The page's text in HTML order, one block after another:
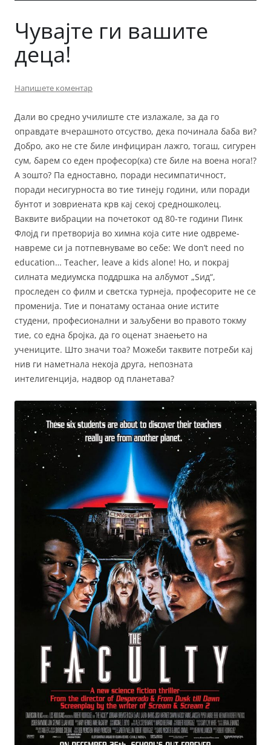
Чувајте ги вашите
деца!
Напишете коментар
Дали во средно училиште сте излажале, за да го
оправдате вчерашното отсуство, дека починала баба ви?
Добро, ако не сте биле инфициран лажго, тогаш, сигурен
сум, барем со еден професор(ка) сте биле на воена нога!?
А зошто? Па едноставно, поради несимпатичност,
поради несигурноста во тие тинејџ години, или поради
бунтот и зовриената крв кај секој средношколец.
Ваквите вибрации на почетокот од 80-те години Пинк
Флојд ги претворија во химна која сите ние одвреме-
навреме си ја потпевнуваме во себе: We don’t need no
education… Teacher, leave a kids alone! Но, и покрај
силната медиумска поддршка на албумот „Ѕид“,
проследен со филм и светска турнеја, професорите не се
променија. Тие и понатаму останаа оние истите
студени, професионални и заљубени во правото токму
тие, со една бројка, да го оценат знаењето на
учениците. Што значи тоа? Можеби таквите потреби кај
нив ги наметнала некоја друга, непозната
интелигенција, надвор од планетава?